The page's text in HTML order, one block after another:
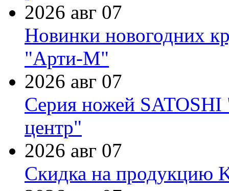
2026 авг 07
Новинки новогодних
"Арти-М"
2026 авг 07
Серия ножей
центр"
2026 авг 07
Скидка на продукцию